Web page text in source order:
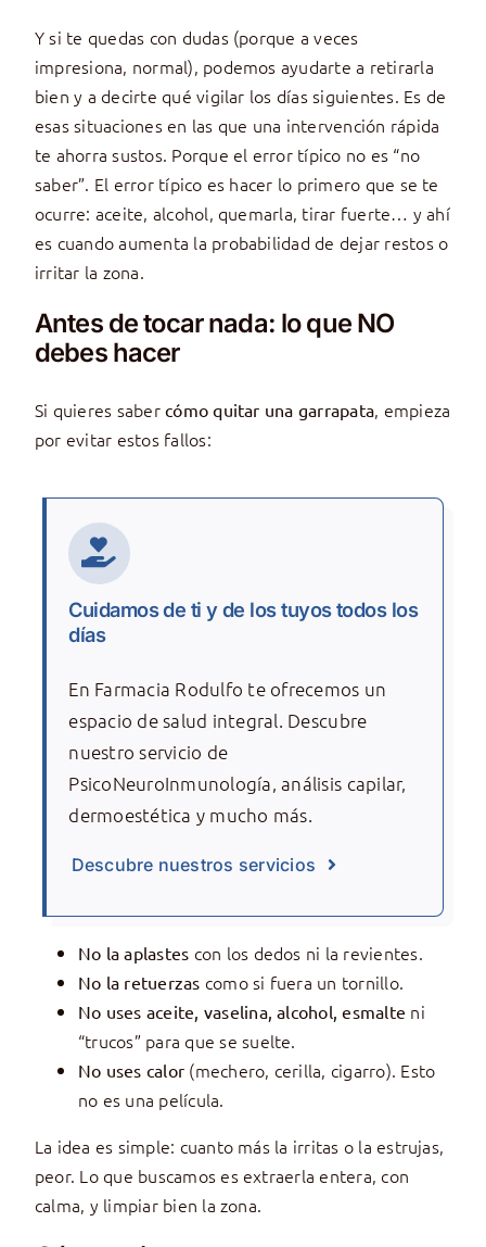
Y si te quedas con dudas (porque a veces
impresiona, normal), podemos ayudarte a retirarla
bien y a decirte qué vigilar los días siguientes. Es de
esas situaciones en las que una intervención rápida
te ahorra sustos. Porque el error típico no es “no
saber”. El error típico es hacer lo primero que se te
ocurre: aceite, alcohol, quemarla, tirar fuerte… y ahí
es cuando aumenta la probabilidad de dejar restos o
irritar la zona.
Antes de tocar nada: lo que NO
debes hacer
Si quieres sabercómo quitar una garrapata, empieza
por evitar estos fallos:
Cuidamos de ti y de los tuyos todos los
días
En Farmacia Rodulfo te ofrecemos un
espacio de salud integral. Descubre
nuestro servicio de
PsicoNeuroInmunología, análisis capilar,
dermoestética y mucho más.
Descubre nuestros servicios
No la aplastes con los dedos ni la revientes.
No la retuerzas como si fuera un tornillo.
No uses aceite, vaselina, alcohol, esmalte ni
“trucos” para que se suelte.
No uses calor (mechero, cerilla, cigarro). Esto
no es una película.
La idea es simple: cuanto más la irritas o la estrujas,
peor. Lo que buscamos es extraerla entera, con
calma, y limpiar bien la zona.